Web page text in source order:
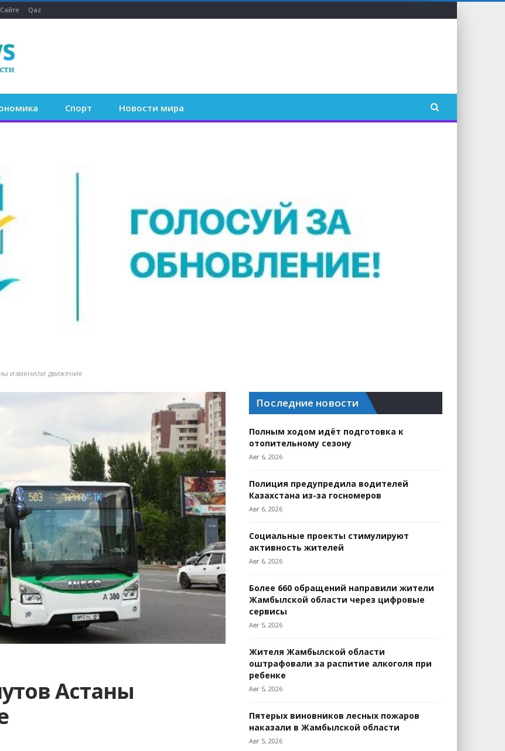
Qaz
Спорт Новости мира
изменили движение
Астаны
Последние новости
Полным ходом идёт подготовка к
отопительному сезону
Авг 6, 2026
Полиция предупредила водителей
Казахстана из-за госномеров
Авг 6, 2026
Социальные проекты стимулируют
активность жителей
Авг 6, 2026
Более 660 обращений направили жители
Жамбылской области через цифровые
сервисы
Авг 5, 2026
Жителя Жамбылской области
оштрафовали за распитие алкоголя при
ребенке
Авг 5, 2026
Пятерых виновников лесных пожаров
наказали в Жамбылской области
Авг 5, 2026